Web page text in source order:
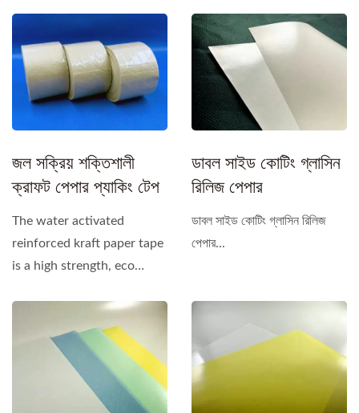
জল সক্রিয় শক্তিশালী
ক্রাফট পেপার প্যাকিং টেপ
The water activated
reinforced kraft paper tape
is a high strength, eco
ডাবল সাইড কোটিং গ্লাসিন
রিলিজ পেপার
ডাবল সাইড কোটিং গ্লাসিন রিলিজ
পেপার...